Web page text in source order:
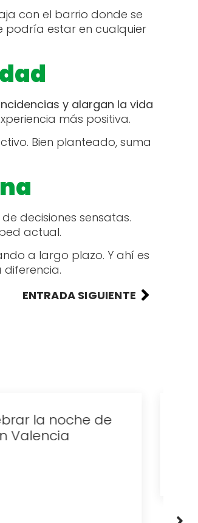
con el barrio donde se
podría estar en cualquier
y alargan la vida
más positiva.
Bien planteado, suma
decisiones sensatas.
actual.
a largo plazo. Y ahí es
ENTRADA SIGUIENTE
en Valencia
la mejor forma
la ciudad